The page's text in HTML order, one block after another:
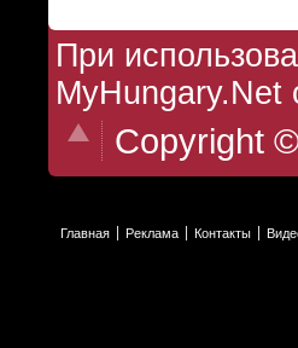
При
MyHungary.Net
Copyright
Главная Реклама Контакты